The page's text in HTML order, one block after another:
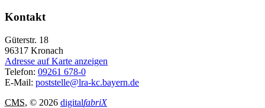
Kontakt
Güterstr. 18
96317 Kronach
Adresse auf Karte anzeigen
Telefon: 09261 678-0
E-Mail: poststelle@lra-kc.bayern.de
CMS, © 2026 digitalfabriX